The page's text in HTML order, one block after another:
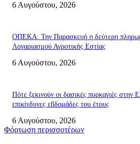
6 Αυγούστου, 2026
ΟΠΕΚΑ: Την Παρασκευή η δεύτερη
Λογαριασμού Αγροτικής Εστίας
6 Αυγούστου, 2026
Πότε ξεκινούν οι δασικές πυρκαγιές στην
επικίνδυνες εβδομάδες του έτους
6 Αυγούστου, 2026
Φόρτωση περισσοτέρων